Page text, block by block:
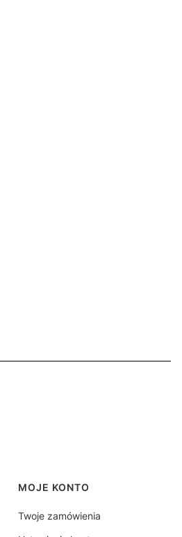
MOJE KONTO
Twoje zamówienia